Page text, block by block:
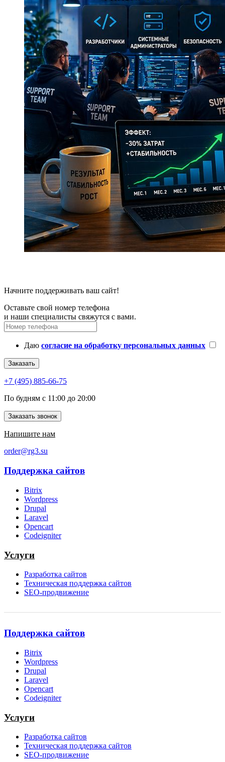
Начните поддерживать ваш сайт!
Оставьте свой номер телефона
и наши специалисты свяжутся с вами.
Даю согласие на обработку персональных данных
Заказать
+7 (495) 885-66-75
По будням с 11:00 до 20:00
Заказать звонок
Напишите нам
order@rg3.su
Поддержка сайтов
Bitrix
Wordpress
Drupal
Laravel
Opencart
Codeigniter
Услуги
Разработка сайтов
Техническая поддержка сайтов
SEO-продвижение
Поддержка сайтов
Bitrix
Wordpress
Drupal
Laravel
Opencart
Codeigniter
Услуги
Разработка сайтов
Техническая поддержка сайтов
SEO-продвижение